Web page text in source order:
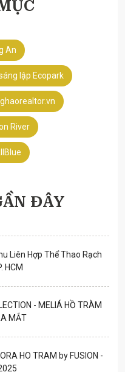
An
lập Ecopark
River
ĐÂY
Liên Hợp Thể Thao Rạch
HCM
- MELIÁ HỒ TRÀM
MẮT
HO TRAM by FUSION -